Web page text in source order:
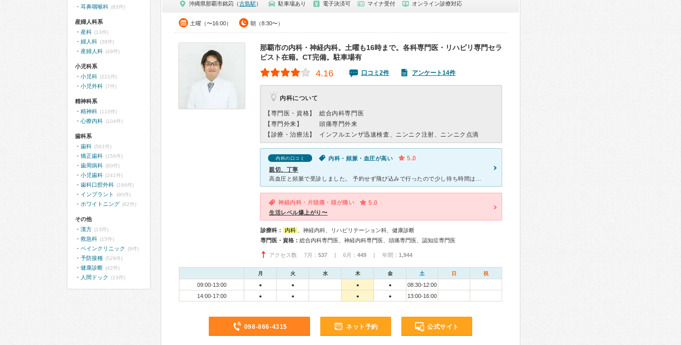
沖縄県那覇市銘苅（古島駅 ） 駐車場あり 電子決済可 マイナ受付 オンライン診療対応
土曜（〜16:00） 朝（8:30〜）
那覇市の内科・神経内科。土曜も16時まで。各科専門医・リハビリ専門セラ
ピスト在籍。CT完備。駐車場有
4.16 口コミ2件 アンケート14件
内科について
【専門医・資格】
総合内科専門医
【専門外来】
頭痛専門外来
【診療・治療法】
インフルエンザ迅速検査、ニンニク注射、ニンニク点滴
内科の口コミ 内科・頻脈・血圧が高い 5.0
親切、丁寧
神経内科・片頭痛・頭が痛い 5.0
生活レベル爆上がり〜
診療科： 内科
、神経内科、リハビリテーション科、健康診断
専門医・資格： 総合内科専門医、神経内科専門医、頭痛専門医、認知症専門医
アクセス数 7月： 537 | 6月： 449 | 年間： 1,944
月 火 水 木 金 土 日 祝
09:00-13:00 ● ● ● ●
08:30-12:00
14:00-17:00
● ● ● ● 13:00-16:00
098-866-4315 ネット予約 公式サイト
耳鼻咽喉科 (83件)
産婦人科系
産科 (13件)
婦人科 (38件)
産婦人科 (49件)
小児科系
小児科 (221件)
小児外科 (7件)
精神科系
精神科 (110件)
心療内科 (104件)
歯科系
歯科 (561件)
矯正歯科 (156件)
歯周病科 (90件)
小児歯科 (241件)
歯科口腔外科 (166件)
インプラント (90件)
ホワイトニング (62件)
その他
漢方 (13件)
救急科 (15件)
ペインクリニック (9件)
予防接種 (529件)
健康診断 (42件)
人間ドック (13件)